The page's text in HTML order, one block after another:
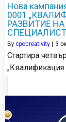
Нова
0001
РАЗВИТИЕ
By cpocreativity | 3
Стартира
„Квалификация